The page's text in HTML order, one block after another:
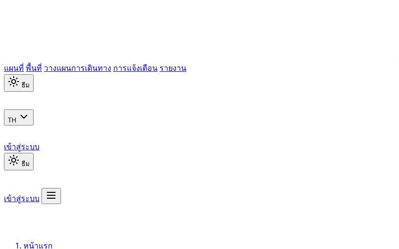
แผนที่ พื้นที่ วางแผนการเดินทาง การแจ้งเตือน รายงาน
ธีม
TH
เข้าสู่ระบบ
ธีม
เข้าสู่ระบบ
หน้าแรก